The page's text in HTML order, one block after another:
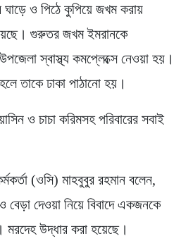
ঘাড়ে ও পিঠে কুপিয়ে জখম করায়
গুরুতর জখম ইমরানকে
স্বাস্থ্য কমপ্লেক্সে নেওয়া হয়।
তাকে ঢাকা পাঠানো হয়।
ও চাচা করিমসহ পরিবারের সবাই
(ওসি) মাহবুবুর রহমান বলেন,
বেড়া দেওয়া নিয়ে বিবাদে একজনকে
মরদেহ উদ্ধার করা হয়েছে।